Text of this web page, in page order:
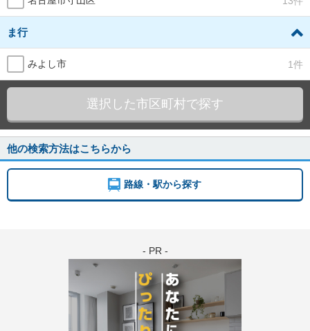
ま行
みよし市 1件
選択した市区町村で探す
他の検索方法はこちらから
路線・駅から探す
- PR -